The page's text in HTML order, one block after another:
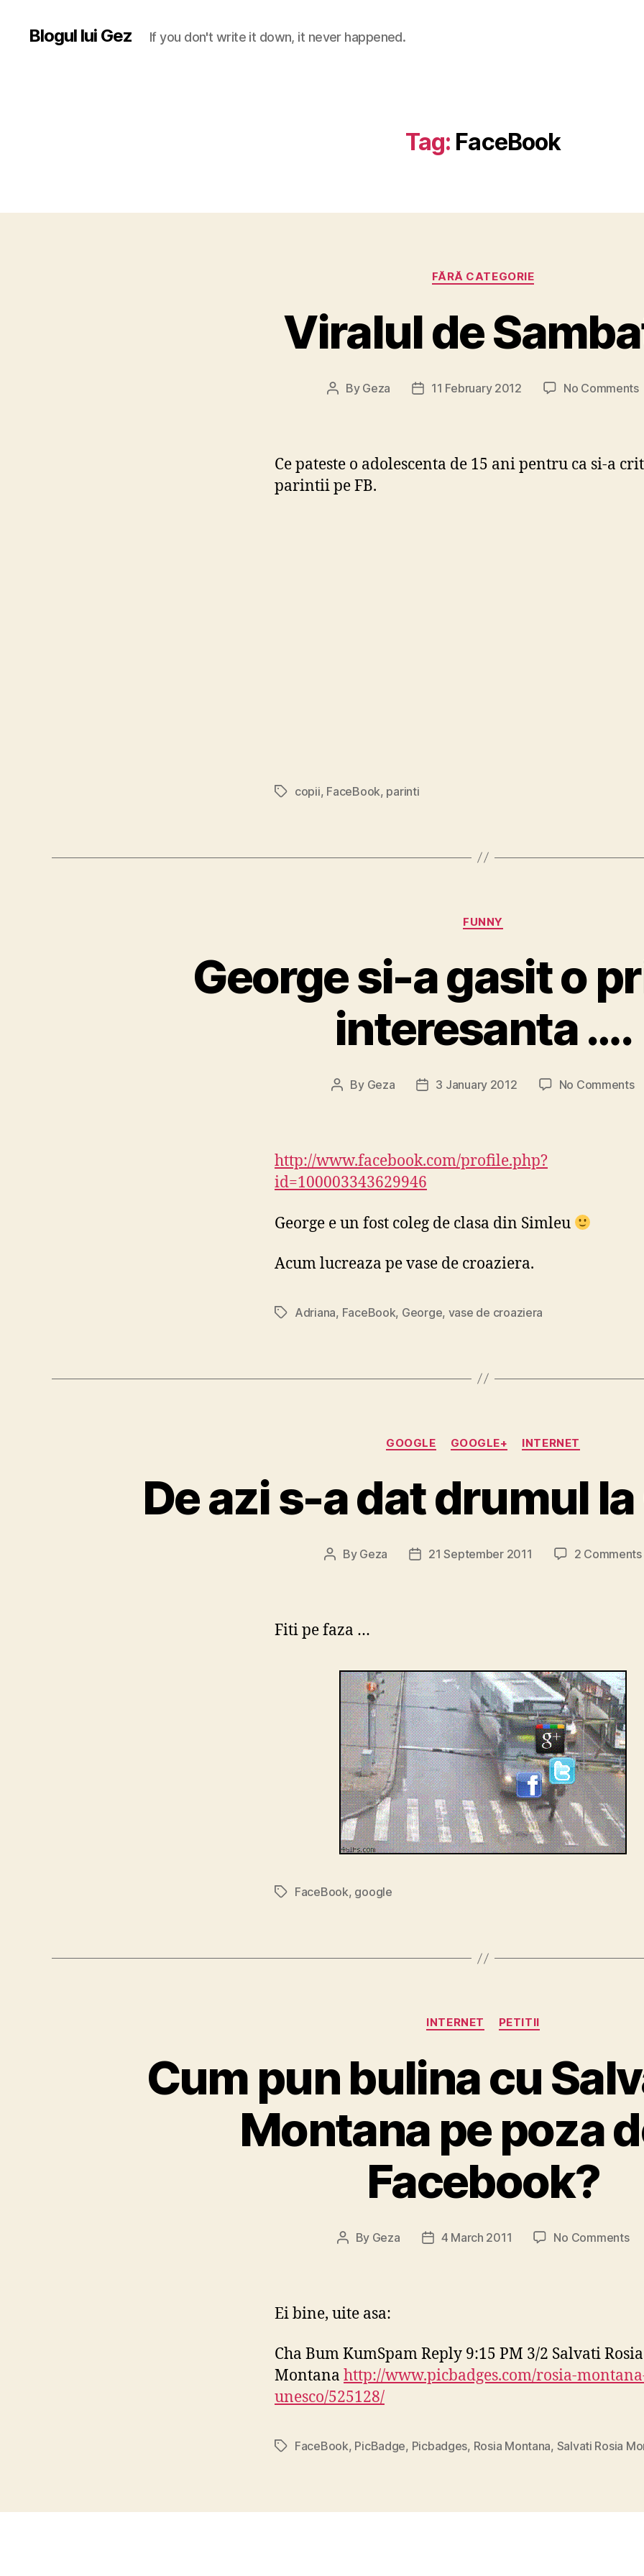
Blogul lui Gez If you don't write it down, it never happened.
Tag: FaceBook
Categories
FĂRĂ CATEGORIE
Viralul de
Post
By Geza
Post11 February 2012 No Commentson
Ce pateste o adolescenta de 15 ani pentru ca si-a
parintii pe FB.
Tagscopii, FaceBook, parinti
Categories
FUNNY
George si-a gasit o
interesanta ….
Post
By Geza
Post3 January 2012 No Commentson
http://www.facebook.com/profile.php?
id=100003343629946
George e un fost coleg de clasa din Simleu
Acum lucreaza pe vase de croaziera.
TagsAdriana, FaceBook, George, vase de croaziera
Categories
GOOGLE GOOGLE+ INTERNET
De azi s-a dat drumul
Post
By Geza
Post21 September 2011 2 Comments
Fiti pe faza …
TagsFaceBook, google
Categories
INTERNET PETITII
Cum pun bulina cu
Montana pe poza
Facebook?
Post
By Geza
Post4 March 2011 No Commentson
pe
Ei bine, uite asa:
Cha Bum KumSpam Reply 9:15 PM 3/2 Salvati Rosia
Montana http://www.picbadges.com/rosia-
unesco/525128/
TagsFaceBook, PicBadge, Picbadges, Rosia Montana, Salvati Rosia